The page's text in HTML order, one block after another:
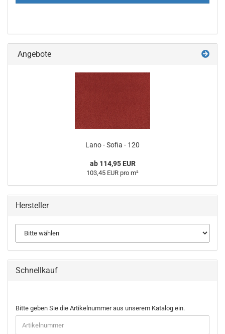
Angebote
Lano - Sofia - 120
ab 114,95 EUR
103,45 EUR pro m²
Hersteller
Schnellkauf
Bitte geben Sie die Artikelnummer aus unserem Katalog ein.